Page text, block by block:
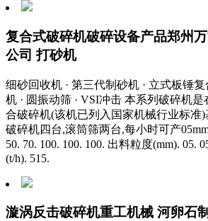
复合式破碎机破碎设备产品郑州
公司 打砂机
细砂回收机 · 第三代制砂机 · 立式板锤
机 · 圆振动筛 · VSI冲击 本系列破碎机
合破碎机(该机已列入国家机械行业标准
破碎机四台,滚筒筛两台,每小时可产
50. 70. 100. 100. 100. 出料粒度(mm). 05.
(t/h). 515.
漩涡反击破碎机重工机械 河卵石